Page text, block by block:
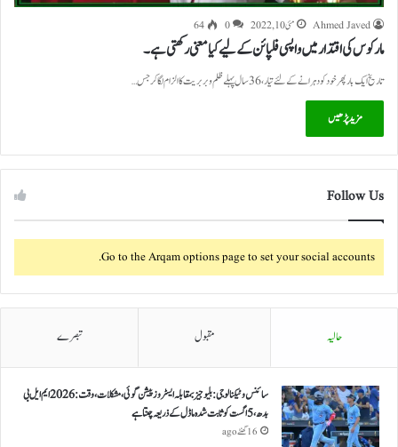
Ahmed Javed مئی 10, 2022 0
64
مارکوس کی اقتدار میں واپسی فلپائن کے لیے کیا معنی رکھتی ہے۔
تاریخ ایک بار پھر خود کو دہرانے کے لئے تیار، 36سال پہلے ظلم و بربریت کا الزام لگا کر جس…
مزید پڑھیں
Follow Us
Go to the Arqam options page to set your social accounts.
حالیہ مقبول تبصرے
سائنس و ٹیکنالوجی: بلیو جیز بمقابلہ ایسٹروز پیشن گوئی، مشکلات، وقت: 2026 ایم ایل بی
بدھ، 5 اگست کو ثابت شدہ ماڈل کے ذریعہ چنتا ہے
16 گھنٹے ago